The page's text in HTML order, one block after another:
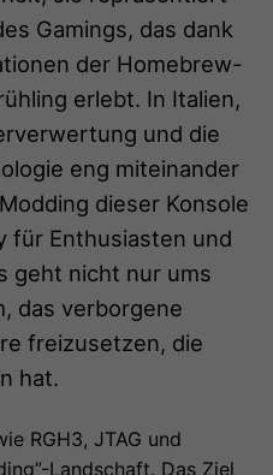
Gamings, das dank
der Homebrew-
erlebt. In Italien,
und die
eng miteinander
dieser Konsole
für Enthusiasten und
geht nicht nur ums
das verborgene
freizusetzen, die
hat.
RGH3, JTAG und
Landschaft. Das Ziel